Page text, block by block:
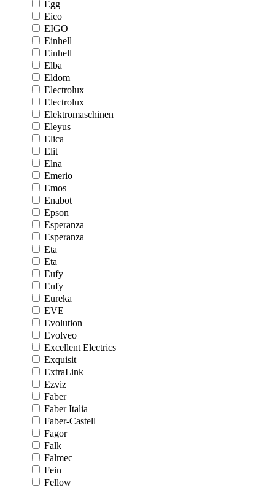
Egg
Eico
EIGO
Einhell
Einhell
Elba
Eldom
Electrolux
Electrolux
Elektromaschinen
Eleyus
Elica
Elit
Elna
Emerio
Emos
Enabot
Epson
Esperanza
Esperanza
Eta
Eta
Eufy
Eufy
Eureka
EVE
Evolution
Evolveo
Excellent Electrics
Exquisit
ExtraLink
Ezviz
Faber
Faber Italia
Faber-Castell
Fagor
Falk
Falmec
Fein
Fellow